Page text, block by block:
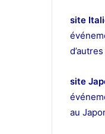
site
site
au